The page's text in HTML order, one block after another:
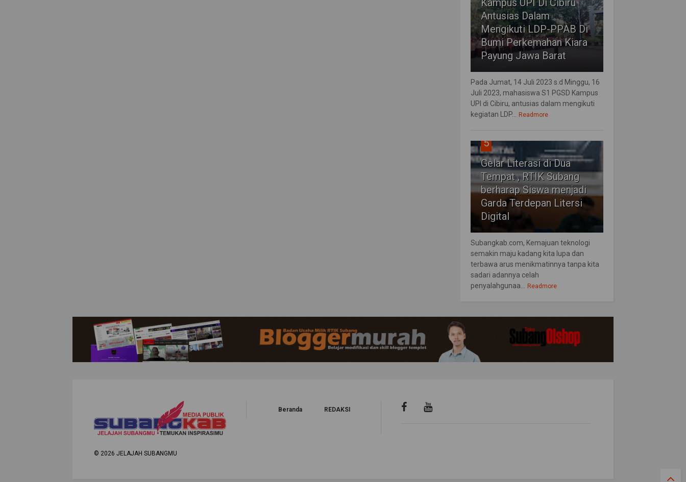
Kampus UPI Di Cibiru
Antusias Dalam
Mengikuti LDP-PPAB Di
Bumi Perkemahan Kiara
Payung Jawa Barat
Pada Jumat, 14 Juli 2023 s.d Minggu, 16
Juli 2023, mahasiswa S1 PGSD Kampus
UPI di Cibiru, antusias dalam mengikuti
kegiatan LDP... Readmore
5
Gelar Literasi di Dua
Tempat , RTIK Subang
berharap Siswa menjadi
Garda Terdepan Litersi
Digital
Subangkab.com, Kemajuan teknologi
semakin maju kadang kita lupa dan
terbawa arus menikmatinnya tanpa kita
sadari adannya celah
penyalahgunaa... Readmore
© 2026 JELAJAH SUBANGMU
Beranda REDAKSI